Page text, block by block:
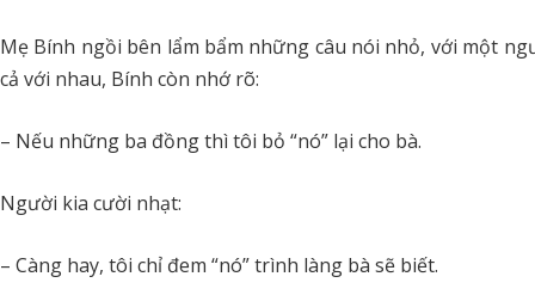
Mẹ Bính ngồi bên lẩm bẩm những câu nói nhỏ, với một
cả với nhau, Bính còn nhớ rõ:
– Nếu những ba đồng thì tôi bỏ “nó” lại cho bà.
Người kia cười nhạt:
– Càng hay, tôi chỉ đem “nó” trình làng bà sẽ biết.